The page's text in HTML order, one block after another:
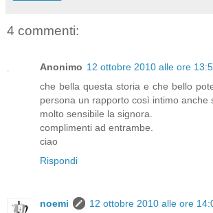
4 commenti:
Anonimo 12 ottobre 2010 alle ore
che bella questa storia e che bello
persona un rapporto così intimo anche
molto sensibile la signora.
complimenti ad entrambe.
ciao
Rispondi
noemi
12 ottobre 2010 alle ore